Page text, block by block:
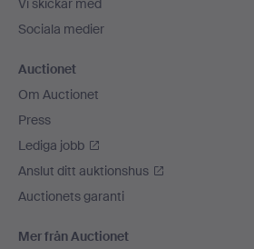
Vi skickar med
Sociala medier
Auctionet
Om Auctionet
Press
Lediga jobb
Anslut ditt auktionshus
Auctionets garanti
Mer från Auctionet